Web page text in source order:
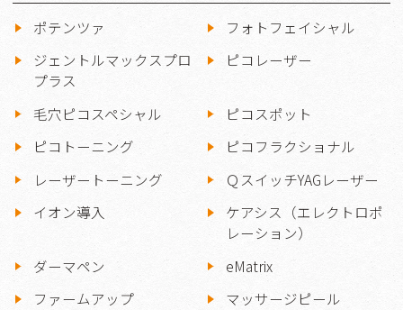
ポテンツァ
フォトフェイシャル
ジェントルマックスプロ
プラス
ピコレーザー
毛穴ピコスペシャル
ピコスポット
ピコトーニング
ピコフラクショナル
レーザートーニング
ＱスイッチYAGレーザー
イオン導入
ケアシス（エレクトロポ
レーション）
ダーマペン
eMatrix
ファームアップ
マッサージピール